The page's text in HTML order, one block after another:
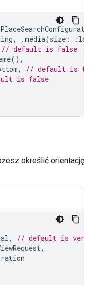
, .media(size : .
// default is false
(),
,
// default is
is false
określić orientację
,
// default is
,